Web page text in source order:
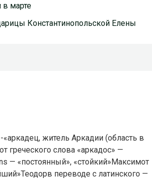
марте
Константинопольской Елены
житель Аркадии (область в
греческого слова «аркадос» —
— «постоянный», «стойкий»Максимот
переводе с латинского —